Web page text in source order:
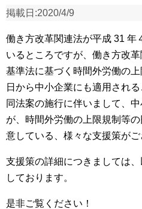
掲載日:2020/4/9
働き方改革関連法が平成 31 年
いるところですが、働き方改
基準法に基づく時間外労働の
日から中小企業にも適用される
同法案の施行に伴いまして、
が、時間外労働の上限規制等
意している、様々な支援策がご
支援策の詳細につきましては
しております。
是非ご覧ください！